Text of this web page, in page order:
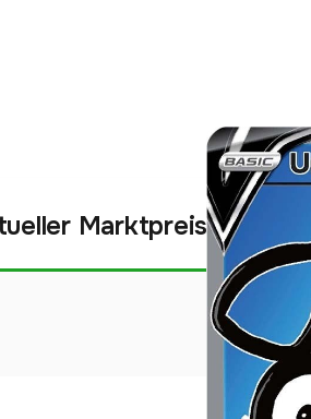
Marktpreis